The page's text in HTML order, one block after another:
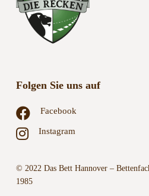
Folgen Sie uns auf
Facebook
Instagram
© 2022 Das Bett Hannover –
1985